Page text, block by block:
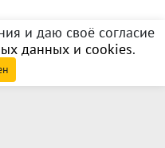
и даю своё согласие
данных и cookies.